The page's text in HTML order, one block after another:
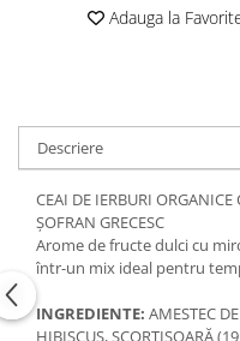
Adauga la
Descriere
CEAI DE IERBURI ORGANICE
ȘOFRAN GRECESC
Arome de fructe dulci cu
într-un mix ideal pentru
INGREDIENTE: AMESTEC